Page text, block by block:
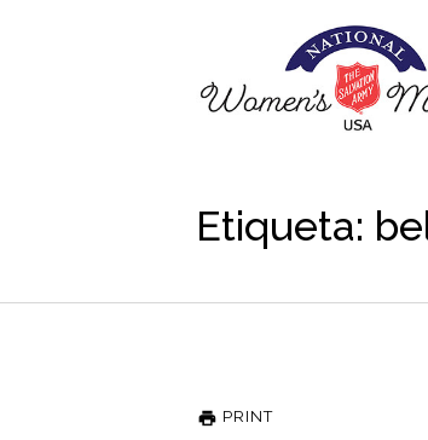
Etiqueta:
PRINT